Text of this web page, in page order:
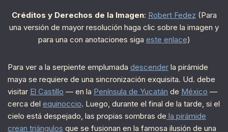
Créditos y Derechos de la Imagen: Robert Fedez (Para
una versión de mayor resolución haga clic sobre la imagen y
para una con anotaciones siga este enlace)
Para ver a la serpiente emplumada descender la pirámide
maya se requiere de una sincronización exquisita. Ud. debe
visitar El Castillo — en la Península de Yucatán de México —
cerca del equinoccio. Luego, durante el final de la tarde, si el
cielo está despejado, las propias sombras de la pirámide
crean triángulos que se fusionan en la famosa ilusión de una